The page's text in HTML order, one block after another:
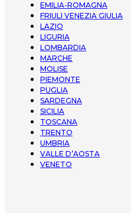
EMILIA-ROMAGNA
FRIULI VENEZIA GIULIA
LAZIO
LIGURIA
LOMBARDIA
MARCHE
MOLISE
PIEMONTE
PUGLIA
SARDEGNA
SICILIA
TOSCANA
TRENTO
UMBRIA
VALLE D’AOSTA
VENETO